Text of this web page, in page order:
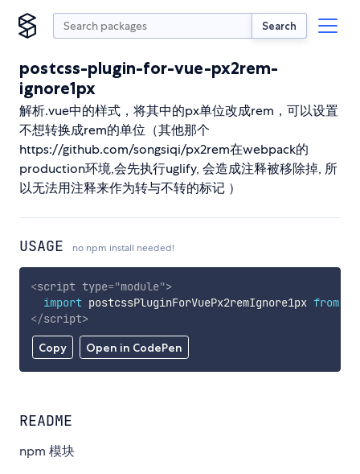
Search
postcss-plugin-for-vue-px2rem-
ignore1px
解析.vue中的样式，将其中的px单位改成rem，可以设置
不想转换成rem的单位（其他那个
https://github.com/songsiqi/px2rem在webpack的
production环境,会先执行uglify, 会造成注释被移除掉, 所
以无法用注释来作为转与不转的标记 ）
USAGE no npm install needed!
Copy Open in CodePen
<script type="module">
import postcssPluginForVuePx2remIgnore1px from
</script>
README
npm 模块